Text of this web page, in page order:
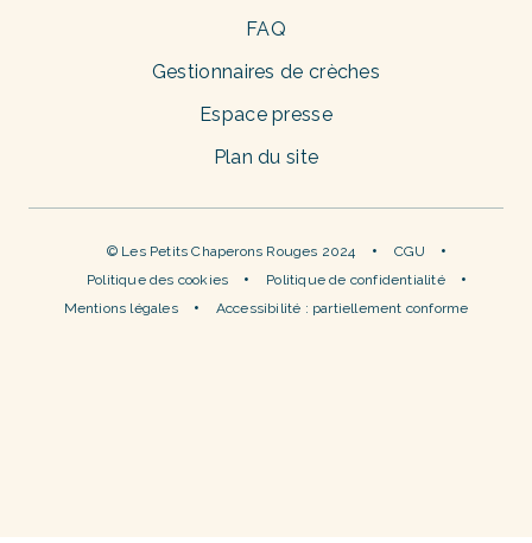
FAQ
Gestionnaires de crèches
Espace presse
Plan du site
© Les Petits Chaperons Rouges 2024
CGU
Politique des cookies
Politique de confidentialité
Mentions légales
Accessibilité : partiellement conforme